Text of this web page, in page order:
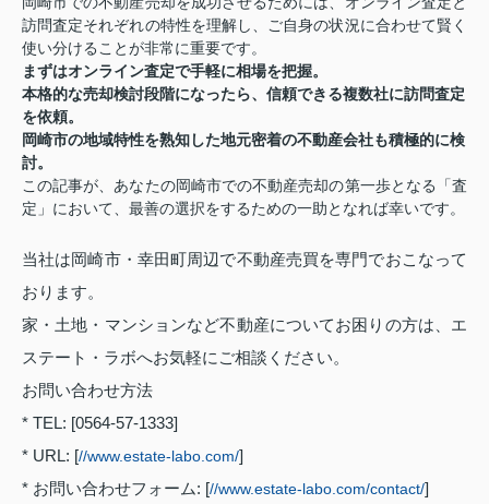
訪問査定それぞれの特性を理解し、ご自身の状況に合わせて賢く
使い分けることが非常に重要です。
まずはオンライン査定で手軽に相場を把握。
本格的な売却検討段階になったら、信頼できる複数社に訪問査定
を依頼。
岡崎市の地域特性を熟知した地元密着の不動産会社も積極的に検
討。
この記事が、あなたの岡崎市での不動産売却の第一歩となる「査
定」において、最善の選択をするための一助となれば幸いです。
当社は岡崎市・幸田町周辺で不動産売買を専門でおこなって
おります。
家・土地・マンションなど不動産についてお困りの方は、エ
ステート・ラボへお気軽にご相談ください。
お問い合わせ方法
* TEL: [0564-57-1333]
* URL: [//www.estate-labo.com/]
* お問い合わせフォーム: [//www.estate-labo.com/contact/]